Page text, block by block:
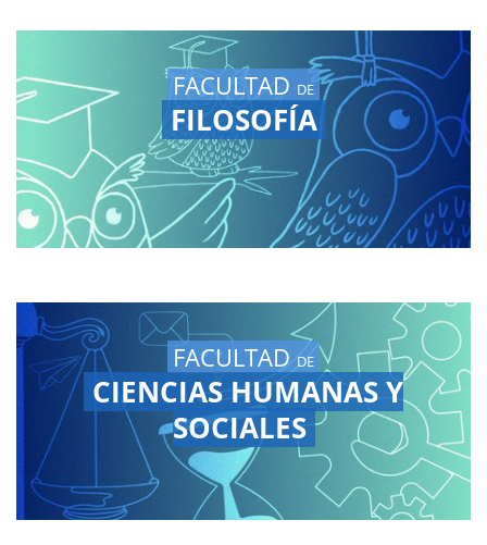
FACULTAD DE
FILOSOFÍA
FACULTAD DE
CIENCIAS HUMANAS Y
SOCIALES